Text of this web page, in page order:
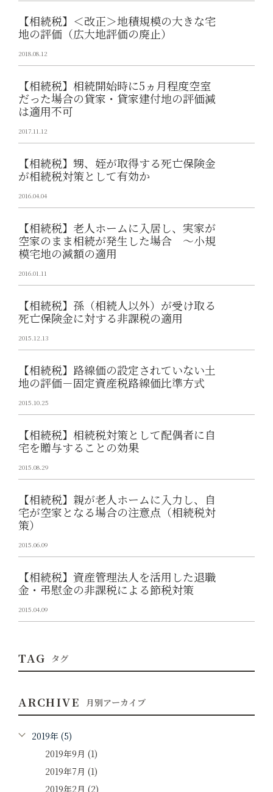
【相続税】＜改正＞地積規模の大きな宅
地の評価（広大地評価の廃止）
2018.08.12
【相続税】相続開始時に5ヵ月程度空室
だった場合の貸家・貸家建付地の評価減
は適用不可
2017.11.12
【相続税】甥、姪が取得する死亡保険金
が相続税対策として有効か
2016.04.04
【相続税】老人ホームに入居し、実家が
空家のまま相続が発生した場合 ～小規
模宅地の減額の適用
2016.01.11
【相続税】孫（相続人以外）が受け取る
死亡保険金に対する非課税の適用
2015.12.13
【相続税】路線価の設定されていない土
地の評価－固定資産税路線価比準方式
2015.10.25
【相続税】相続税対策として配偶者に自
宅を贈与することの効果
2015.08.29
【相続税】親が老人ホームに入力し、自
宅が空家となる場合の注意点（相続税対
策）
2015.06.09
【相続税】資産管理法人を活用した退職
金・弔慰金の非課税による節税対策
2015.04.09
TAG タグ
ARCHIVE 月別アーカイブ
2019年 (5)
2019年9月 (1)
2019年7月 (1)
2019年2月 (2)